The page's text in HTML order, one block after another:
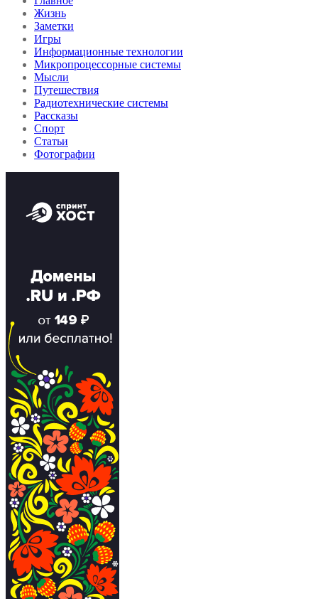
Жизнь
Заметки
Игры
Информационные технологии
Микропроцессорные системы
Мысли
Путешествия
Радиотехнические системы
Рассказы
Спорт
Статьи
Фотографии